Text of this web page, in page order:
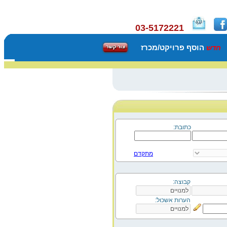
03-5172221
חדש הוסף פרויקט/מכרז
כתובת:
מתקדם
קבוצה:
הערות אשכול: